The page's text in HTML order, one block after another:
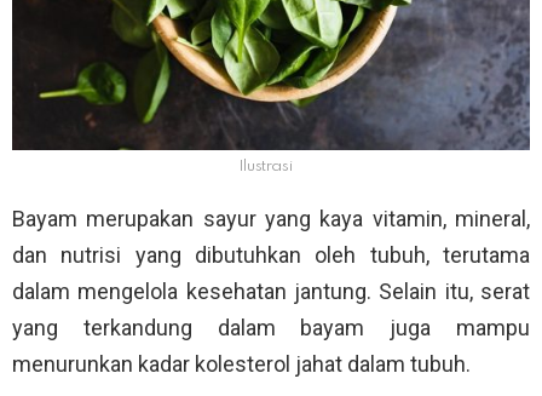
Ilustrasi
Bayam merupakan sayur yang kaya vitamin, mineral,
dan nutrisi yang dibutuhkan oleh tubuh, terutama
dalam mengelola kesehatan jantung. Selain itu, serat
yang terkandung dalam bayam juga mampu
menurunkan kadar kolesterol jahat dalam tubuh.